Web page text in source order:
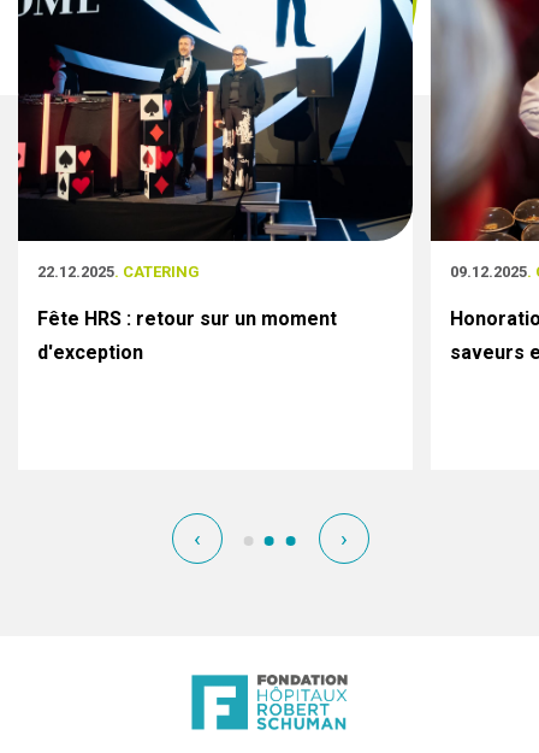
22.12.2025. CATERING
Fête HRS : retour sur un moment
d'exception
09.12.2025.
saveurs
‹ ›